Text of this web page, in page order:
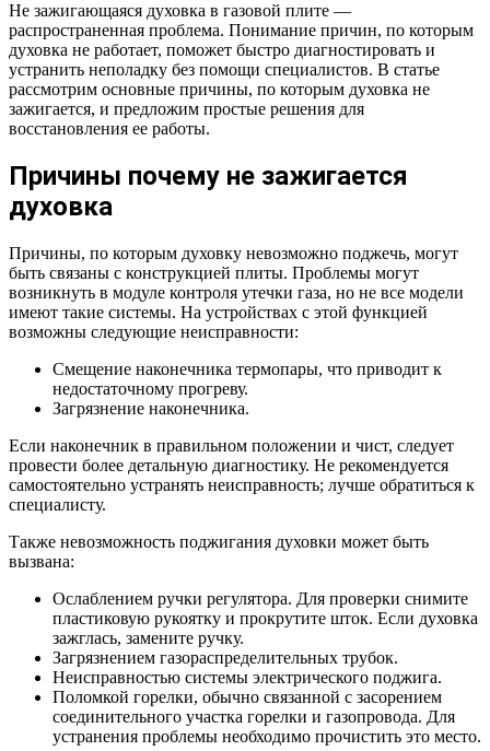
Не зажигающаяся духовка в газовой плите —
распространенная проблема. Понимание причин, по которым
духовка не работает, поможет быстро диагностировать и
устранить неполадку без помощи специалистов. В статье
рассмотрим основные причины, по которым духовка не
зажигается, и предложим простые решения для
восстановления ее работы.
Причины почему не зажигается
духовка
Причины, по которым духовку невозможно поджечь, могут
быть связаны с конструкцией плиты. Проблемы могут
возникнуть в модуле контроля утечки газа, но не все модели
имеют такие системы. На устройствах с этой функцией
возможны следующие неисправности:
Смещение наконечника термопары, что приводит к
недостаточному прогреву.
Загрязнение наконечника.
Если наконечник в правильном положении и чист, следует
провести более детальную диагностику. Не рекомендуется
самостоятельно устранять неисправность; лучше обратиться к
специалисту.
Также невозможность поджигания духовки может быть
вызвана:
Ослаблением ручки регулятора. Для проверки снимите
пластиковую рукоятку и прокрутите шток. Если духовка
зажглась, замените ручку.
Загрязнением газораспределительных трубок.
Неисправностью системы электрического поджига.
Поломкой горелки, обычно связанной с засорением
соединительного участка горелки и газопровода. Для
устранения проблемы необходимо прочистить это место.